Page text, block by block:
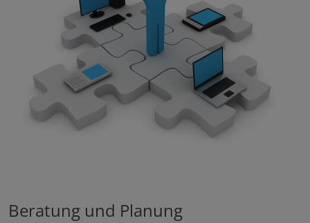
Beratung und Planung